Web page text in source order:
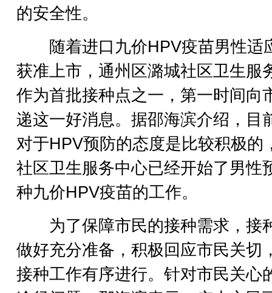
的安全性。
随着进口九价HPV疫苗男性适
获准上市，通州区潞城社区卫生服
作为首批接种点之一，第一时间向
递这一好消息。据邵海滨介绍，目
对于HPV预防的态度是比较积极的
社区卫生服务中心已经开始了男性
种九价HPV疫苗的工作。
为了保障市民的接种需求，接
做好充分准备，积极回应市民关切
接种工作有序进行。针对市民关心